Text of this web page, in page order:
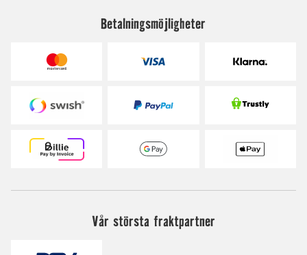
Betalningsmöjligheter
Vår största fraktpartner